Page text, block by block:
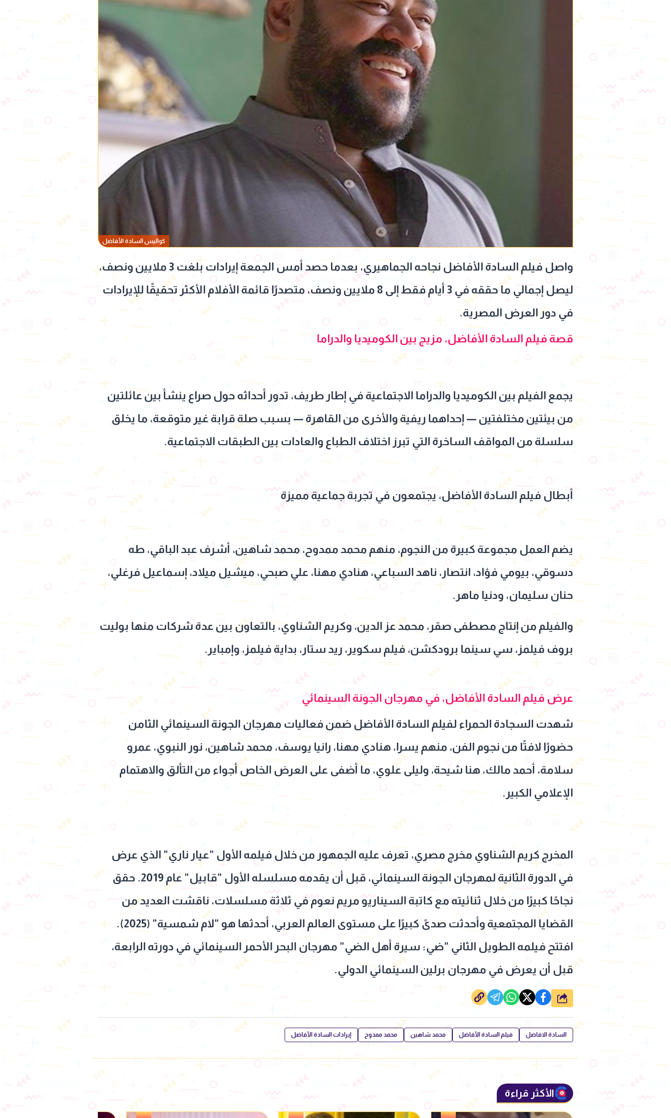
كواليس السادة الأفاضل
واصل فيلم السادة الأفاضل نجاحه الجماهيري، بعدما حصد أمس الجمعة إيرادات بلغت 3 ملايين ونصف،
ليصل إجمالي ما حققه في 3 أيام فقط إلى 8 ملايين ونصف، متصدرًا قائمة الأفلام الأكثر تحقيقًا للإيرادات
في دور العرض المصرية.
قصة فيلم السادة الأفاضل، مزيج بين الكوميديا والدراما
يجمع الفيلم بين الكوميديا والدراما الاجتماعية في إطار طريف، تدور أحداثه حول صراع ينشأ بين عائلتين
من بيئتين مختلفتين — إحداهما ريفية والأخرى من القاهرة — بسبب صلة قرابة غير متوقعة، ما يخلق
سلسلة من المواقف الساخرة التي تبرز اختلاف الطباع والعادات بين الطبقات الاجتماعية.
أبطال فيلم السادة الأفاضل، يجتمعون في تجربة جماعية مميزة
يضم العمل مجموعة كبيرة من النجوم، منهم محمد ممدوح، محمد شاهين، أشرف عبد الباقي، طه
دسوقي، بيومي فؤاد، انتصار، ناهد السباعي، هنادي مهنا، علي صبحي، ميشيل ميلاد، إسماعيل فرغلي،
حنان سليمان، ودنيا ماهر.
والفيلم من إنتاج مصطفى صقر، محمد عز الدين، وكريم الشناوي، بالتعاون بين عدة شركات منها بوليت
بروف فيلمز، سي سينما برودكشن، فيلم سكوير، ريد ستار، بداية فيلمز، وإمباير.
عرض فيلم السادة الأفاضل، في مهرجان الجونة السينمائي
شهدت السجادة الحمراء لفيلم السادة الأفاضل ضمن فعاليات مهرجان الجونة السينمائي الثامن
حضورًا لافتًا من نجوم الفن، منهم يسرا، هنادي مهنا، رانيا يوسف، محمد شاهين، نور النبوي، عمرو
سلامة، أحمد مالك، هنا شيحة، وليلى علوي، ما أضفى على العرض الخاص أجواء من التألق والاهتمام
الإعلامي الكبير.
المخرج كريم الشناوي مخرج مصري، تعرف عليه الجمهور من خلال فيلمه الأول "عيار ناري" الذي عرض
في الدورة الثانية لمهرجان الجونة السينمائي، قبل أن يقدمه مسلسله الأول "قابيل" عام 2019. حقق
نجاحًا كبيرًا من خلال ثنائيته مع كاتبة السيناريو مريم نعوم في ثلاثة مسلسلات، ناقشت العديد من
القضايا المجتمعية وأحدثت صدىً كبيرًا على مستوى العالم العربي، أحدثها هو "لام شمسية" (2025).
افتتح فيلمه الطويل الثاني "ضي: سيرة أهل الضي" مهرجان البحر الأحمر السينمائي في دورته الرابعة،
قبل أن يعرض في مهرجان برلين السينمائي الدولي.
شارك
السادة الافاضل فيلم السادة الأفاضل محمد شاهين محمد ممدوح إيرادات السادة الأفاضل
الأكثر قراءة